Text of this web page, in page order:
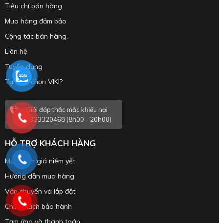
Tiêu chí bán hàng
Mua hàng đảm bảo
Cộng tác bán hàng.
Liên hệ
Tuyển dụng
Tại sao chọn VIKI?
Giải đáp thắc mắc khiếu nại
0933320468 (8h00 - 20h00)
HỖ TRỢ KHÁCH HÀNG
Mức giảm giá niêm yết
Hướng dẫn mua hàng
Vận chuyển và lắp đặt
Chính sách bảo hành